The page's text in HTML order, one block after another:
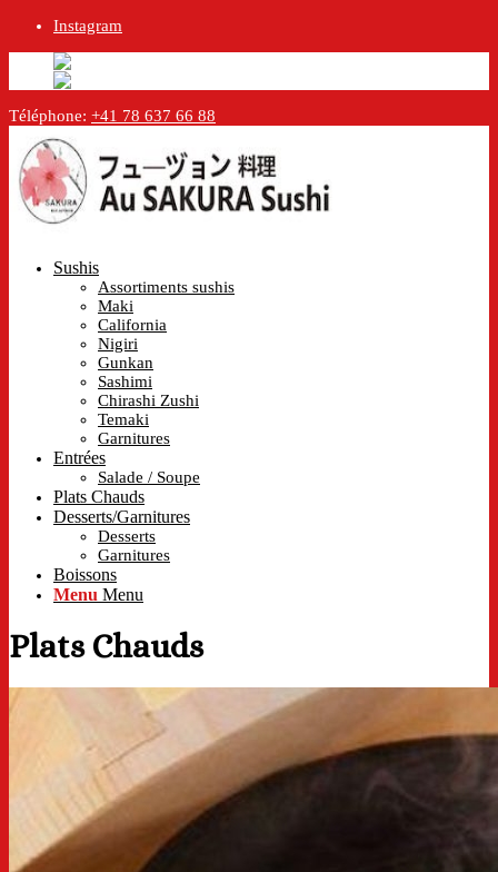
Instagram
Téléphone: +41 78 637 66 88
Sushis
Assortiments sushis
Maki
California
Nigiri
Gunkan
Sashimi
Chirashi Zushi
Temaki
Garnitures
Entrées
Salade / Soupe
Plats Chauds
Desserts/Garnitures
Desserts
Garnitures
Boissons
Menu Menu
Plats Chauds